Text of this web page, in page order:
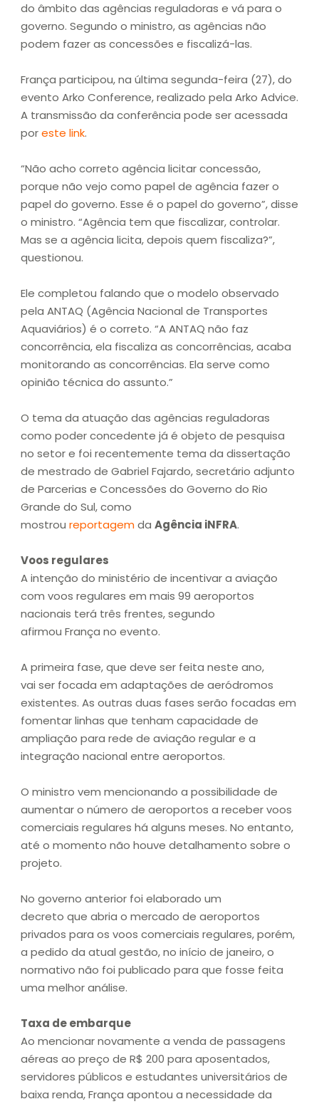
do âmbito das agências reguladoras e vá para o
governo. Segundo o ministro, as agências não
podem fazer as concessões e fiscalizá-las.
França participou, na última segunda-feira (27), do
evento Arko Conference, realizado pela Arko Advice.
A transmissão da conferência pode ser acessada
poreste link.
“Não acho correto agência licitar concessão,
porque não vejo como papel de agência fazer o
papel do governo. Esse é o papel do governo”, disse
o ministro. “Agência tem que fiscalizar, controlar.
Mas se a agência licita, depois quem fiscaliza?”,
questionou.
Ele completou falando que o modelo observado
pela ANTAQ (Agência Nacional de Transportes
Aquaviários) é o correto. “A ANTAQ não faz
concorrência, ela fiscaliza as concorrências, acaba
monitorando as concorrências. Ela serve como
opinião técnica do assunto.”
O tema da atuação das agências reguladoras
como poder concedente já é objeto de pesquisa
no setor e foi recentemente tema da dissertação
de mestrado de Gabriel Fajardo, secretário adjunto
de Parcerias e Concessões do Governo do Rio
Grande do Sul, como
mostrou reportagemda Agência iNFRA.
Voos regulares
A intenção do ministério de incentivar a aviação
com voos regulares em mais 99 aeroportos
nacionais terá três frentes, segundo
afirmou França no evento.
A primeira fase, que deve ser feita neste ano,
vai ser focada em adaptações de aeródromos
existentes. As outras duas fases serão focadas em
fomentar linhas que tenham capacidade de
ampliação para rede de aviação regular e a
integração nacional entre aeroportos.
O ministro vem mencionando a possibilidade de
aumentar o número de aeroportos a receber voos
comerciais regulares há alguns meses. No entanto,
até o momento não houve detalhamento sobre o
projeto.
No governo anterior foi elaborado um
decreto que abria o mercado de aeroportos
privados para os voos comerciais regulares, porém,
a pedido da atual gestão, no início de janeiro, o
normativo não foi publicado para que fosse feita
uma melhor análise.
Taxa de embarque
Ao mencionar novamente a venda de passagens
aéreas ao preço de R$ 200 para aposentados,
servidores públicos e estudantes universitários de
baixa renda, França apontou a necessidade da